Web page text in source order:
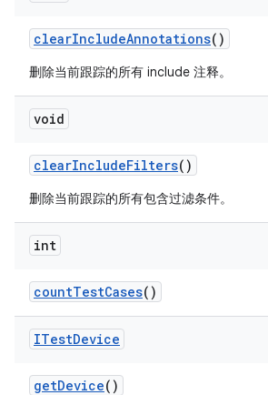
clearIncludeAnnotations()
删除当前跟踪的所有 include 注释。
void
clearIncludeFilters()
删除当前跟踪的所有包含过滤条件。
int
countTestCases()
ITestDevice
getDevice()